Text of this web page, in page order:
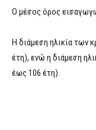
Ο μέσος όρος
Η διάμεση ηλικία των
έτη), ενώ η διάμεση
έως 106 έτη).